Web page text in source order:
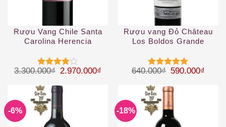
Rượu Vang Chile Santa
Carolina Herencia
Được
45 sao
3.300.000₫ Giá gốc là: 3.300.000₫.
2.970.000₫ Giá hiện tại là: 2.970.000₫.
Rượu vang Đỏ Château
Los Boldos Grande
Được xếp
sao
640.000₫ Giá gốc là:
590.000₫
-6% -18%